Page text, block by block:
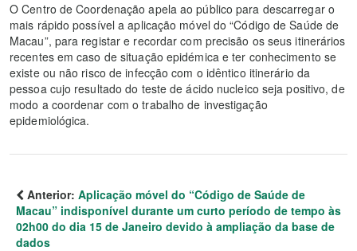
O Centro de Coordenação apela ao público para descarregar o
mais rápido possível a aplicação móvel do “Código de Saúde de
Macau”, para registar e recordar com precisão os seus itinerários
recentes em caso de situação epidémica e ter conhecimento se
existe ou não risco de infecção com o idêntico itinerário da
pessoa cujo resultado do teste de ácido nucleico seja positivo, de
modo a coordenar com o trabalho de investigação
epidemiológica.
Anterior: Aplicação móvel do “Código de Saúde de
Macau” indisponível durante um curto período de tempo às
02h00 do dia 15 de Janeiro devido à ampliação da base de
dados